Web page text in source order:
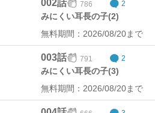
002話 786 2
みにくい耳長の子(2)
無料期間：2026/08/20まで
003話 791 2
みにくい耳長の子(3)
無料期間：2026/08/20まで